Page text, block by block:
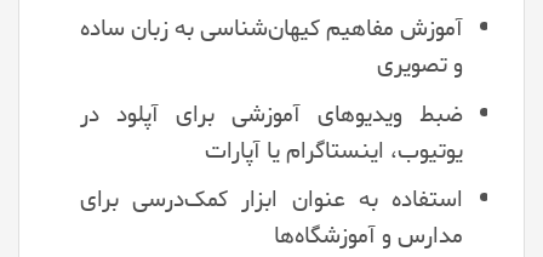
آموزش مفاهیم کیهان‌شناسی به زبان ساده
و تصویری
ضبط ویدیوهای آموزشی برای آپلود در
یوتیوب، اینستاگرام یا آپارات
استفاده به عنوان ابزار کمک‌درسی برای
مدارس و آموزشگاه‌ها